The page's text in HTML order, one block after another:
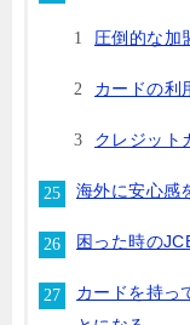
圧倒的な加
カードの利
クレジット
海外に安心感
困った時の
カードを持っ